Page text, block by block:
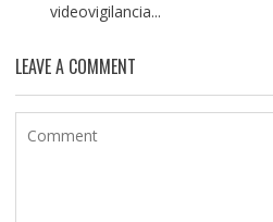
videovigilancia...
LEAVE A COMMENT